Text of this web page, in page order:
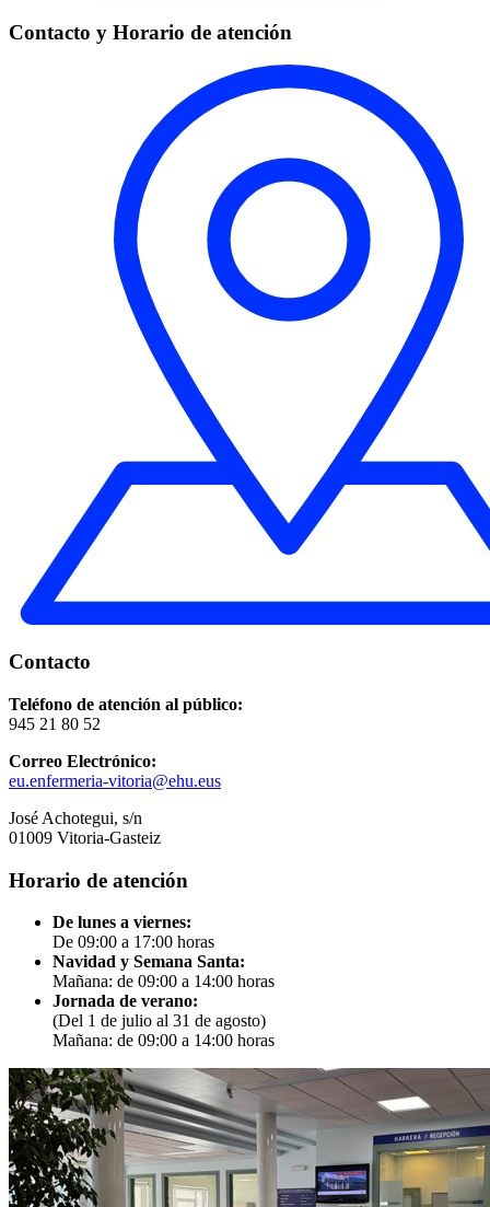
Contacto y Horario de atención
Contacto
Teléfono de atención al público:
945 21 80 52
Correo Electrónico:
eu.enfermeria-vitoria@ehu.eus
José Achotegui, s/n
01009 Vitoria-Gasteiz
Horario de atención
De lunes a viernes:
De 09:00 a 17:00 horas
Navidad y Semana Santa:
Mañana: de 09:00 a 14:00 horas
Jornada de verano:
(Del 1 de julio al 31 de agosto)
Mañana: de 09:00 a 14:00 horas